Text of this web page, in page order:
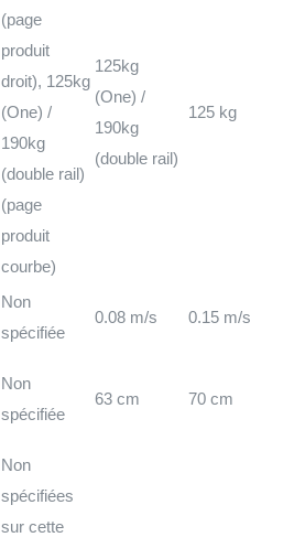
(page
produit
droit), 125kg
(One) /
190kg
(double rail)
(page
produit
courbe)
125kg
(One) /
190kg
(double rail)
125 kg
Non
spécifiée
0.08 m/s 0.15 m/s
Non
spécifiée
63 cm 70 cm
Non
spécifiées
sur cette